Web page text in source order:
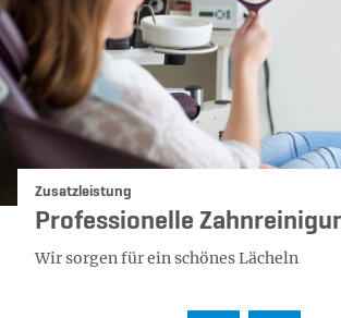
Kategorie:
Zusatzleistung
Professionelle
Wir sorgen für ein schönes Lächeln